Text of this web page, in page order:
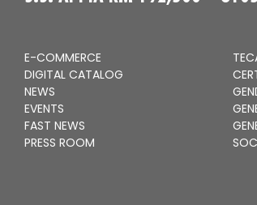
E-COMMERCE
DIGITAL CATALOG
NEWS
EVENTS
FAST NEWS
PRESS ROOM